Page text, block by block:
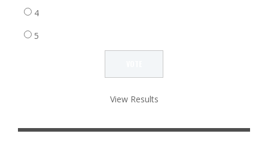
4
5
View Results